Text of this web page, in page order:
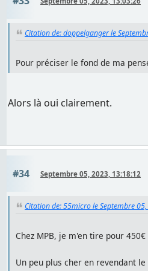
Citation de: doppelganger le
Pour préciser le fond de ma
Alors là oui clairement.
#34 Septembre 05, 2023, 13:18:12
Citation de: 55micro le Septembre
Chez MPB, je m'en tire pour
Un peu plus cher en revendant